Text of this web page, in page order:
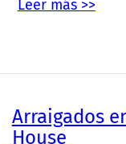
Leer más >>
Arraigados
House